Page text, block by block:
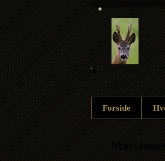
Forside